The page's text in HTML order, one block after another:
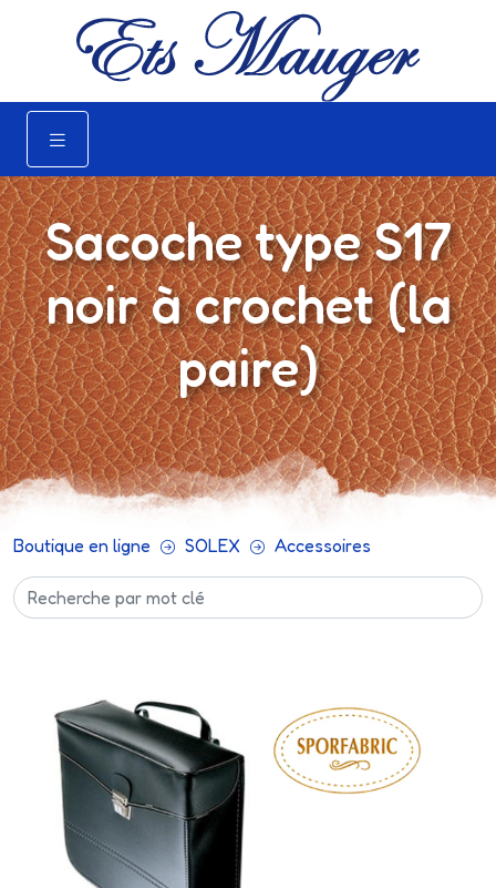
Sacoche type S17
noir à crochet (la
paire)
Boutique en ligne SOLEX Accessoires